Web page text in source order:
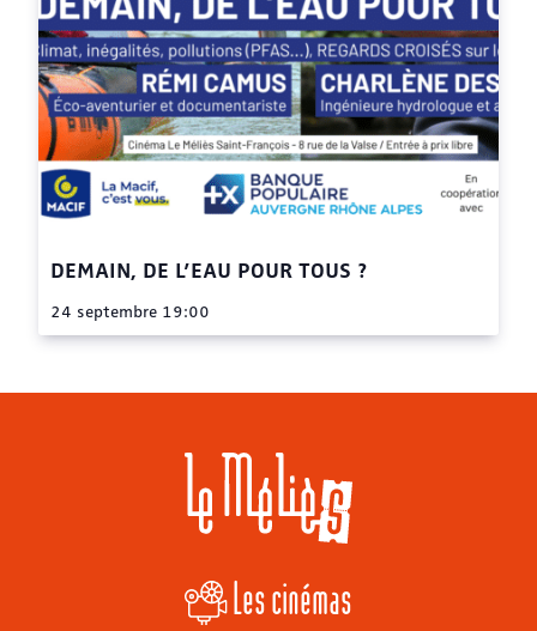
DEMAIN, DE L’EAU POUR TOUS ?
24 septembre 19:00
Les cinémas